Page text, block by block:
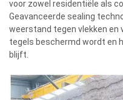
voor zowel residentiële als
Geavanceerde sealing
weerstand tegen vlekken en
tegels beschermd wordt en
blijft.